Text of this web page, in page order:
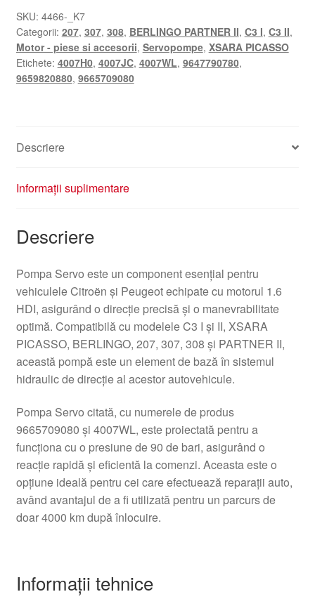
SKU: 4466-_K7
Categorii: 207, 307, 308, BERLINGO PARTNER II, C3 I, C3 II,
Motor - piese si accesorii, Servopompe, XSARA PICASSO
Etichete: 4007H0, 4007JC, 4007WL, 9647790780,
9659820880, 9665709080
Descriere
Informații suplimentare
Descriere
Pompa Servo este un component esențial pentru
vehiculele Citroën și Peugeot echipate cu motorul 1.6
HDI, asigurând o direcție precisă și o manevrabilitate
optimă. Compatibilă cu modelele C3 I și II, XSARA
PICASSO, BERLINGO, 207, 307, 308 și PARTNER II,
această pompă este un element de bază în sistemul
hidraulic de direcție al acestor autovehicule.
Pompa Servo citată, cu numerele de produs
9665709080 și 4007WL, este proiectată pentru a
funcționa cu o presiune de 90 de bari, asigurând o
reacție rapidă și eficientă la comenzi. Aceasta este o
opțiune ideală pentru cei care efectuează reparații auto,
având avantajul de a fi utilizată pentru un parcurs de
doar 4000 km după înlocuire.
Informații tehnice